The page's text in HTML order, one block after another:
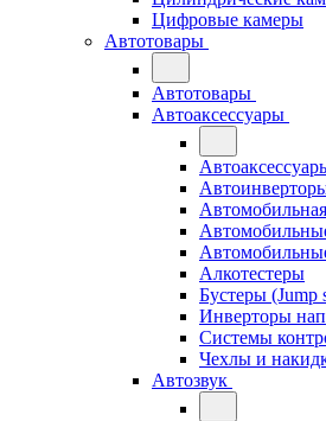
Цифровые камеры
Автотовары
Автотовары
Автоаксессуары
Алкотестеры
Бустеры (Jump
Инверторы
Системы
Чехлы и
Автозвук